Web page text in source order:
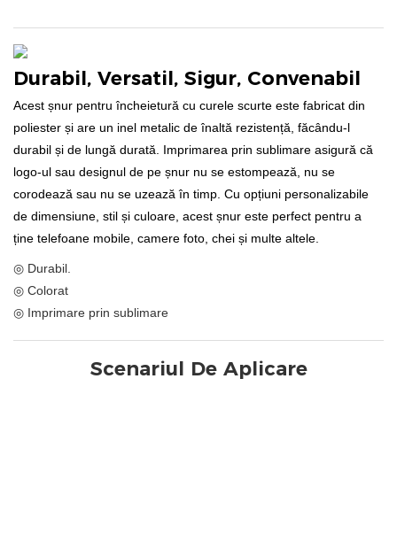
Durabil, Versatil, Sigur, Convenabil
Acest șnur pentru încheietură cu curele scurte este fabricat din
poliester și are un inel metalic de înaltă rezistență, făcându-l
durabil și de lungă durată. Imprimarea prin sublimare asigură că
logo-ul sau designul de pe șnur nu se estompează, nu se
corodează sau nu se uzează în timp. Cu opțiuni personalizabile
de dimensiune, stil și culoare, acest șnur este perfect pentru a
ține telefoane mobile, camere foto, chei și multe altele.
◎ Durabil.
◎ Colorat
◎ Imprimare prin sublimare
Scenariul De Aplicare